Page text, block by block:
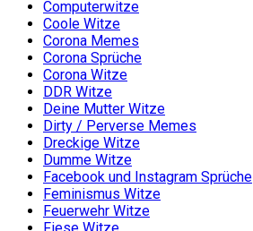
Computerwitze
Coole Witze
Corona Memes
Corona Sprüche
Corona Witze
DDR Witze
Deine Mutter Witze
Dirty / Perverse Memes
Dreckige Witze
Dumme Witze
Facebook und Instagram Sprüche
Feminismus Witze
Feuerwehr Witze